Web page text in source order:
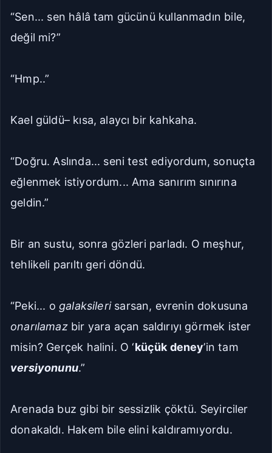
“Sen... sen hâlâ tam gücünü kullanmadın bile,
değil mi?”
“Hmp..”
Kael güldü– kısa, alaycı bir kahkaha.
“Doğru. Aslında... seni test ediyordum, sonuçta
eğlenmek istiyordum... Ama sanırım sınırına
geldin.”
Bir an sustu, sonra gözleri parladı. O meşhur,
tehlikeli parıltı geri döndü.
“Peki... o galaksilerisarsan, evrenin dokusuna
onarılamazbir yara açan saldırıyı görmek ister
misin? Gerçek halini. O ‘küçük deney’in tam
versiyonunu.”
Arenada buz gibi bir sessizlik çöktü. Seyirciler
donakaldı. Hakem bile elini kaldıramıyordu.